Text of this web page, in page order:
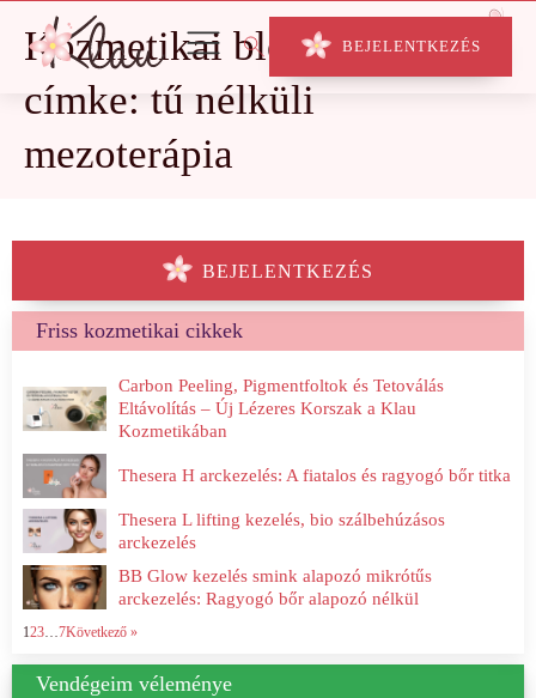
BEJELENTKEZÉS
Kozmetikai blog
címke: tű nélküli
mezoterápia
Vendégeim véleménye
Friss kozmetikai cikkek
Carbon Peeling, Pigmentfoltok és Tetoválás
Eltávolítás – Új Lézeres Korszak a Klau
Kozmetikában
Thesera H arckezelés: A fiatalos és ragyogó bőr titka
Thesera L lifting kezelés, bio szálbehúzásos
arckezelés
BB Glow kezelés smink alapozó mikrótűs
arckezelés: Ragyogó bőr alapozó nélkül
123… 7Következő »
BEJELENTKEZÉS